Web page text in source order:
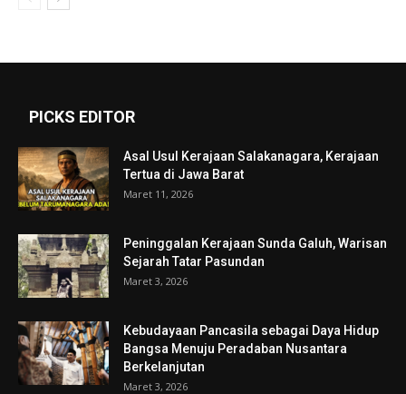
PICKS EDITOR
Asal Usul Kerajaan Salakanagara, Kerajaan
Tertua di Jawa Barat
Maret 11, 2026
Peninggalan Kerajaan Sunda Galuh, Warisan
Sejarah Tatar Pasundan
Maret 3, 2026
Kebudayaan Pancasila sebagai Daya Hidup
Bangsa Menuju Peradaban Nusantara
Berkelanjutan
Maret 3, 2026